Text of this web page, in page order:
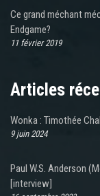
Ce grand méchant
Endgame?
11 février 2019
Articles
Wonka : Timothée
9 juin 2024
Paul W.S. Anderson
[interview]